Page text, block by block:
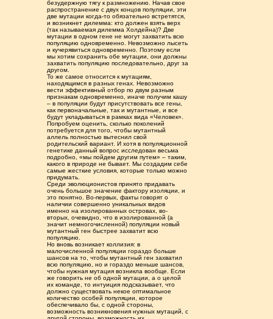
безудержную тягу к размножению. Начав свое
распространение с двух концов популяции, эти
две мутации когда-то обязательно встретятся,
и возникнет дилемма: кто должен взять верх
(так называемая дилемма Холдейна)? Две
мутации в одном гене не могут захватить всю
популяцию одновременно. Невозможно лысеть
и кучерявиться одновременно. Поэтому если
мы хотим сохранить обе мутации, они должны
захватить популяцию последовательно, друг за
другом.
То же самое относится к мутациям,
находящимся в разных генах. Невозможно
вести эффективный отбор по двум разным
признакам одновременно, иначе получим кашу
– в популяции будут присутствовать все гены,
как первоначальные, так и мутантные, и все
будут укладываться в рамках вида «Человек».
Попробуем оценить, сколько поколений
потребуется для того, чтобы мутантный
аллель полностью вытеснил свой
родительский вариант. И хотя в популяционной
генетике данный вопрос исследован весьма
подробно, «мы пойдем другим путем» – таким,
какого в природе не бывает. Мы создадим себе
самые жесткие условия, которые только можно
придумать.
Среди эволюционистов принято придавать
очень большое значение фактору изоляции, и
это понятно. Во-первых, факты говорят о
наличии совершенно уникальных видов
именно на изолированных островах, во-
вторых, очевидно, что в изолированной (а
значит немногочисленной) популяции новый
мутантный ген быстрее захватит всю
популяцию.
Но вновь возникает коллизия: в
малочисленной популяции гораздо больше
шансов на то, чтобы мутантный ген захватил
всю популяцию, но и гораздо меньше шансов,
чтобы нужная мутация возникла вообще. Если
же говорить не об одной мутации, а о целой
их команде, то интуиция подсказывает, что
должно существовать некое оптимальное
количество особей популяции, которое
обеспечивало бы, с одной стороны,
возможность возникновения нужных мутаций, с